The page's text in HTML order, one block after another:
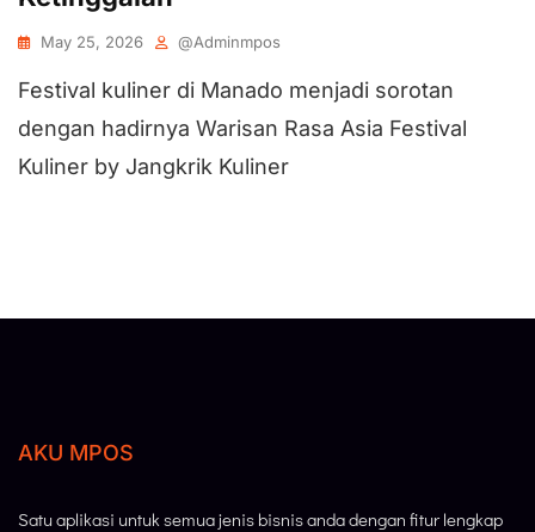
May 25, 2026 @adminmpos
Festival kuliner di Manado menjadi sorotan
dengan hadirnya Warisan Rasa Asia Festival
Kuliner by Jangkrik Kuliner
AKU MPOS
Satu aplikasi untuk semua jenis bisnis anda dengan fitur lengkap